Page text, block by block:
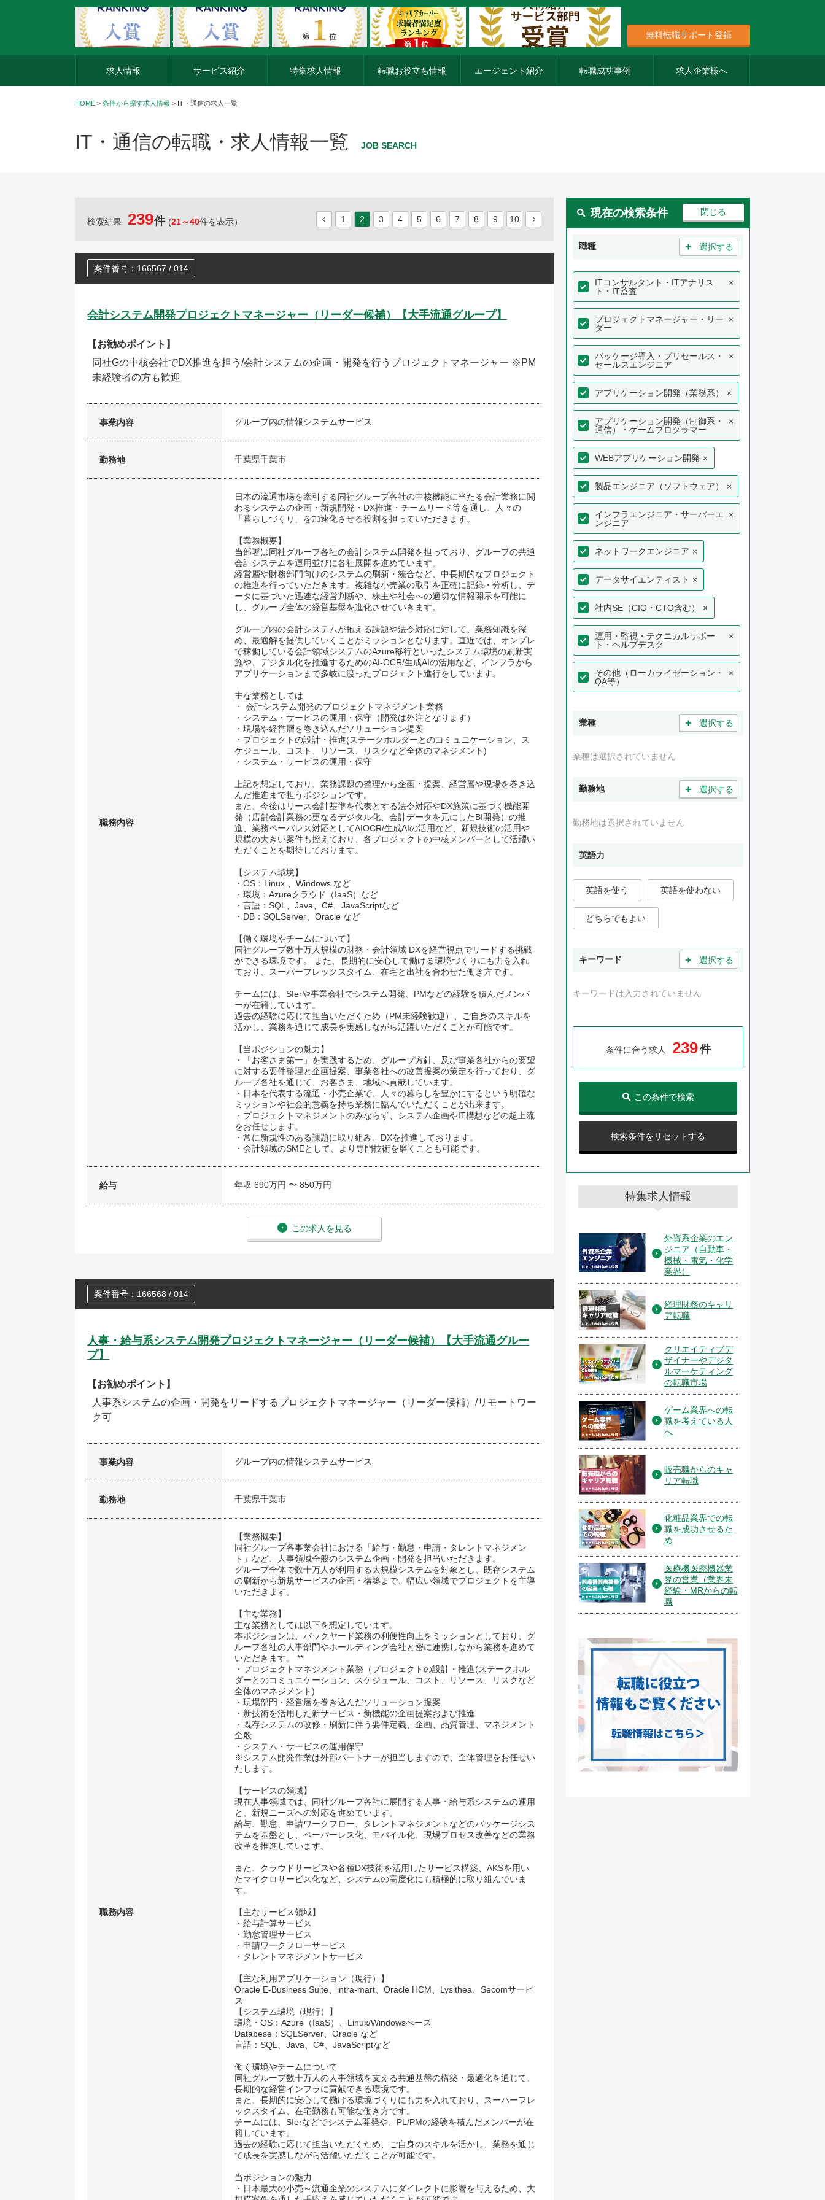
外資系企業の転職・キャリア転職ならアージスジャパン
無料転職サポート登録
求人情報 サービス紹介 特集求人情報 転職お役立ち情報 エージェント紹介 転職成功事例 求人企業様へ
HOME > 条件から探す求人情報 > IT・通信の求人一覧
IT・通信の転職・求人情報一覧 JOB SEARCH
検索結果 239件 (21～40件を表示） 1 2 3 4 5 6 7 8 9 10
案件番号：166567 / 014
会計システム開発プロジェクトマネージャー（リーダー候補）【大手流通グループ】
【お勧めポイント】
同社Gの中核会社でDX推進を担う/会計システムの企画・開発を行うプロジェクトマネージャー ※PM
未経験者の方も歓迎
事業内容 グループ内の情報システムサービス
勤務地 千葉県千葉市
職務内容
日本の流通市場を牽引する同社グループ各社の中核機能に当たる会計業務に関
わるシステムの企画・新規開発・DX推進・チームリード等を通し、人々の
「暮らしづくり」を加速化させる役割を担っていただきます。
【業務概要】
当部署は同社グループ各社の会計システム開発を担っており、グループの共通
会計システムを運用並びに各社展開を進めています。
経営層や財務部門向けのシステムの刷新・統合など、中長期的なプロジェクト
の推進を行っていただきます。複雑な小売業の取引を正確に記録・分析し、デ
ータに基づいた迅速な経営判断や、株主や社会への適切な情報開示を可能に
し、グループ全体の経営基盤を進化させていきます。
グループ内の会計システムが抱える課題や法令対応に対して、業務知識を深
め、最適解を提供していくことがミッションとなります。直近では、オンプレ
で稼働している会計領域システムのAzure移行といったシステム環境の刷新実
施や、デジタル化を推進するためのAI-OCR/生成AIの活用など、インフラから
アプリケーションまで多岐に渡ったプロジェクト進行をしています。
主な業務としては
・ 会計システム開発のプロジェクトマネジメント業務
・システム・サービスの運用・保守（開発は外注となります）
・現場や経営層を巻き込んだソリューション提案
・プロジェクトの設計・推進(ステークホルダーとのコミュニケーション、ス
ケジュール、コスト、リソース、リスクなど全体のマネジメント)
・システム・サービスの運用・保守
上記を想定しており、業務課題の整理から企画・提案、経営層や現場を巻き込
んだ推進まで担うポジションです。
また、今後はリース会計基準を代表とする法令対応やDX施策に基づく機能開
発（店舗会計業務の更なるデジタル化、会計データを元にしたBI開発）の推
進、業務ペーパレス対応としてAIOCR/生成AIの活用など、新規技術の活用や
規模の大きい案件も控えており、各プロジェクトの中核メンバーとして活躍い
ただくことを期待しております。
【システム環境】
・OS：Linux 、Windows など
・環境：Azureクラウド（IaaS）など
・言語：SQL、Java、C#、JavaScriptなど
・DB：SQLServer、Oracle など
【働く環境やチームについて】
同社グループ数十万人規模の財務・会計領域 DXを経営視点でリードする挑戦
ができる環境です。 また、長期的に安心して働ける環境づくりにも力を入れ
ており、スーパーフレックスタイム、在宅と出社を合わせた働き方です。
チームには、SIerや事業会社でシステム開発、PMなどの経験を積んだメンバ
ーが在籍しています。
過去の経験に応じて担当いただくため（PM未経験歓迎）、ご自身のスキルを
活かし、業務を通じて成長を実感しながら活躍いただくことが可能です。
【当ポジションの魅力】
・「お客さま第一」を実践するため、グループ方針、及び事業各社からの要望
に対する要件整理と企画提案、事業各社への改善提案の策定を行っており、グ
ループ各社を通じて、お客さま、地域へ貢献しています。
・日本を代表する流通・小売企業で、人々の暮らしを豊かにするという明確な
ミッションや社会的意義を持ち業務に臨んでいただくことが出来ます。
・プロジェクトマネジメントのみならず、システム企画やIT構想などの超上流
をお任せします。
・常に新規性のある課題に取り組み、DXを推進しております。
・会計領域のSMEとして、より専門技術を磨くことも可能です。
給与 年収 690万円 〜 850万円
この求人を見る
案件番号：166568 / 014
人事・給与系システム開発プロジェクトマネージャー（リーダー候補）【大手流通グルー
プ】
【お勧めポイント】
人事系システムの企画・開発をリードするプロジェクトマネージャー（リーダー候補）/リモートワー
ク可
事業内容 グループ内の情報システムサービス
勤務地 千葉県千葉市
職務内容
【業務概要】
同社グループ各事業会社における「給与・勤怠・申請・タレントマネジメン
ト」など、人事領域全般のシステム企画・開発を担当いただきます。
グループ全体で数十万人が利用する大規模システムを対象とし、既存システム
の刷新から新規サービスの企画・構築まで、幅広い領域でプロジェクトを主導
いただきます。
【主な業務】
主な業務としては以下を想定しています。
本ポジションは、バックヤード業務の利便性向上をミッションとしており、グ
ループ各社の人事部門やホールディング会社と密に連携しながら業務を進めて
いただきます。 **
・プロジェクトマネジメント業務（プロジェクトの設計・推進(ステークホル
ダーとのコミュニケーション、スケジュール、コスト、リソース、リスクなど
全体のマネジメント)
・現場部門・経営層を巻き込んだソリューション提案
・新技術を活用した新サービス・新機能の企画提案および推進
・既存システムの改修・刷新に伴う要件定義、企画、品質管理、マネジメント
全般
・システム・サービスの運用保守
※システム開発作業は外部パートナーが担当しますので、全体管理をお任せい
たします。
【サービスの領域】
現在人事領域では、同社グループ各社に展開する人事・給与系システムの運用
と、新規ニーズへの対応を進めています。
給与、勤怠、申請ワークフロー、タレントマネジメントなどのパッケージシス
テムを基盤とし、ペーパーレス化、モバイル化、現場プロセス改善などの業務
改革を推進しています。
また、クラウドサービスや各種DX技術を活用したサービス構築、AKSを用い
たマイクロサービス化など、システムの高度化にも積極的に取り組んでいま
す。
【主なサービス領域】
・給与計算サービス
・勤怠管理サービス
・申請ワークフローサービス
・タレントマネジメントサービス
【主な利用アプリケーション（現行）】
Oracle E-Business Suite、intra-mart、Oracle HCM、Lysithea、Secomサービ
ス
【システム環境（現行）】
環境・OS：Azure（IaaS）、Linux/Windowsべース
Databese：SQLServer、Oracle など
言語：SQL、Java、C#、JavaScriptなど
働く環境やチームについて
同社グループ数十万人の人事領域を支える共通基盤の構築・最適化を通じて、
長期的な経営インフラに貢献できる環境です。
また、長期的に安心して働ける環境づくりにも力を入れており、スーパーフレ
ックスタイム、在宅勤務も可能な働き方です。
チームには、SIerなどでシステム開発や、PL/PMの経験を積んだメンバーが在
籍しています。
過去の経験に応じて担当いただくため、ご自身のスキルを活かし、業務を通じ
て成長を実感しながら活躍いただくことが可能です。
当ポジションの魅力
・日本最大の小売～流通企業のシステムにダイレクトに影響を与えるため、大
現在の検索条件
職種 ＋ 選択する
ITコンサルタント・ITアナリス
ト・IT監査
×
プロジェクトマネージャー・リー
ダー
×
パッケージ導入・プリセールス・
セールスエンジニア
×
アプリケーション開発（業務系） ×
アプリケーション開発（制御系・
通信）・ゲームプログラマー
×
WEBアプリケーション開発 ×
製品エンジニア（ソフトウェア） ×
インフラエンジニア・サーバーエ
ンジニア
×
ネットワークエンジニア ×
データサイエンティスト ×
社内SE（CIO・CTO含む） ×
運用・監視・テクニカルサポー
ト・ヘルプデスク
×
その他（ローカライゼーション・
QA等）
×
業種 ＋ 選択する
業種は選択されていません
勤務地 ＋ 選択する
勤務地は選択されていません
英語力
英語を使う 英語を使わない
どちらでもよい
キーワード ＋ 選択する
キーワードは入力されていません
条件に合う求人 239件
検索条件をリセットする
この条件で検索
特集求人情報
外資系企業のエン
ジニア（自動車・
機械・電気・化学
業界）
経理財務のキャリ
ア転職
クリエイティブデ
ザイナーやデジタ
ルマーケティング
の転職市場
ゲーム業界への転
職を考えている人
へ
販売職からのキャ
リア転職
化粧品業界での転
職を成功させるた
め
医療機医療機器業
界の営業（業界未
経験・MRからの転
職